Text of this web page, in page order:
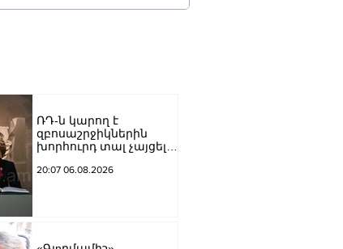
ՌԴ-ն կարող է
զբոսաշրջիկներին
խորհուրդ տալ չայցելել
ռուսաստանցիների
20:07 06.08.2026